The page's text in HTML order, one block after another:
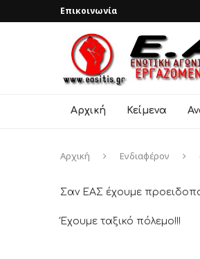
Επικοινωνία
Αρχική Κείμενα
Αρχική Ενδιαφέρον
Σαν ΕΑΣ έχουμε
Έχουμε ταξικό πόλεμο!!!